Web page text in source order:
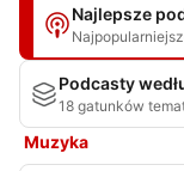
Najlepsze
Podcasty
18 gatunków
Muzyka